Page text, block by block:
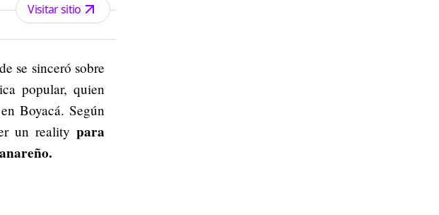
Visitar sitio
se sinceró sobre
popular, quien
Boyacá. Según
un reality para